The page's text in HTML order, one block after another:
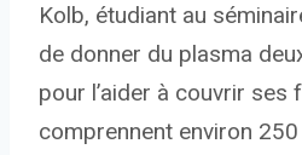
Kolb, étudiant au
de donner du plasma
pour l’aider à couvrir ses
comprennent environ